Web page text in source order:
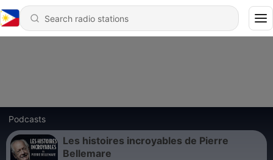
Podcasts
Les histoires incroyables de Pierre
Bellemare